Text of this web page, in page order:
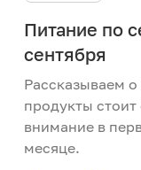
Питание по
сентября
Рассказываем
продукты стоит
внимание в
месяце.